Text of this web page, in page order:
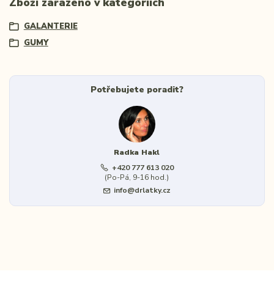
GALANTERIE
GUMY
Potřebujete poradit?
Radka Hakl
+420 777 613 020
(Po-Pá, 9-16 hod.)
info@drlatky.cz